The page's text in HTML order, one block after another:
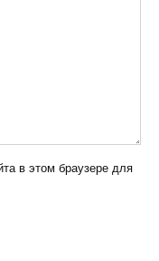
в этом браузере для